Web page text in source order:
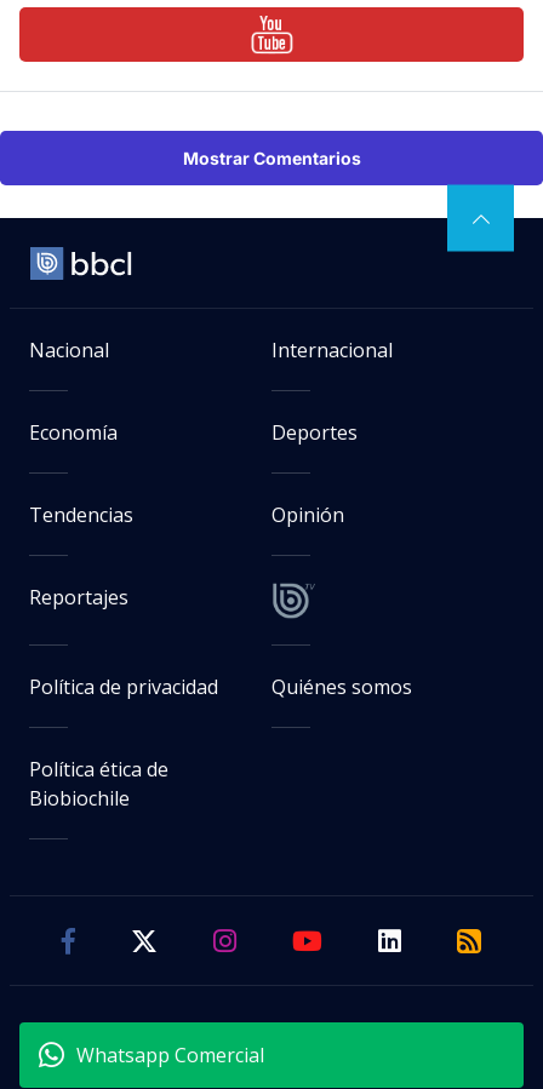
Mostrar Comentarios
Nacional Internacional
Economía Deportes
Tendencias Opinión
Reportajes
Política de privacidad Quiénes somos
Política ética de
Biobiochile
Whatsapp Comercial